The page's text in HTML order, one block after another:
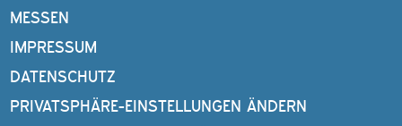
MESSEN
IMPRESSUM
DATENSCHUTZ
PRIVATSPHÄRE-EINSTELLUNGEN ÄNDERN